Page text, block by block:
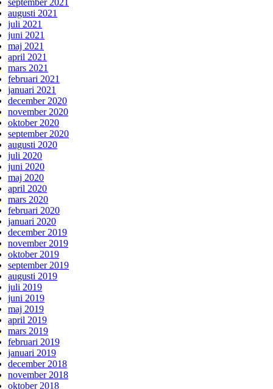
augusti 2021
juli 2021
juni 2021
maj 2021
april 2021
mars 2021
februari 2021
januari 2021
december 2020
november 2020
oktober 2020
september 2020
augusti 2020
juli 2020
juni 2020
maj 2020
april 2020
mars 2020
februari 2020
januari 2020
december 2019
november 2019
oktober 2019
september 2019
augusti 2019
juli 2019
juni 2019
maj 2019
april 2019
mars 2019
februari 2019
januari 2019
december 2018
november 2018
oktober 2018